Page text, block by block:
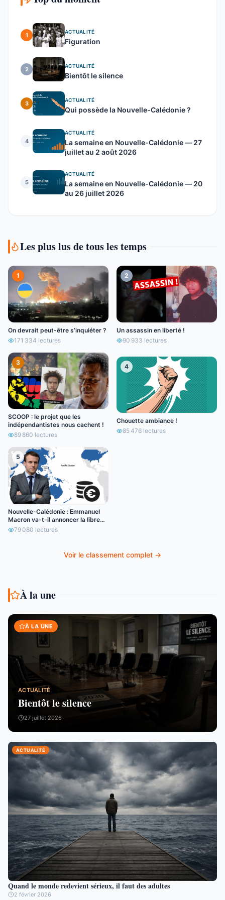
1
ACTUALITÉ
Figuration
2
ACTUALITÉ
Bientôt le silence
3
ACTUALITÉ
Qui possède la Nouvelle-Calédonie ?
4
ACTUALITÉ
La semaine en Nouvelle-Calédonie — 27
juillet au 2 août 2026
5
ACTUALITÉ
La semaine en Nouvelle-Calédonie — 20
au 26 juillet 2026
Les plus lus de tous les temps
1
On devrait peut-être s’inquiéter ?
171 334 lectures
2
Un assassin en liberté !
90 933 lectures
3
SCOOP : le projet que les
indépendantistes nous cachent !
89 860 lectures
4
Chouette ambiance !
85 476 lectures
5
Nouvelle-Calédonie : Emmanuel
Macron va-t-il annoncer la libre
circulation de l’euro ?
79 080 lectures
Voir le classement complet →
À la une
À LA UNE
ACTUALITÉ
Bientôt le silence
27 juillet 2026
ACTUALITÉ
Quand le monde redevient sérieux, il faut des adultes
2 février 2026